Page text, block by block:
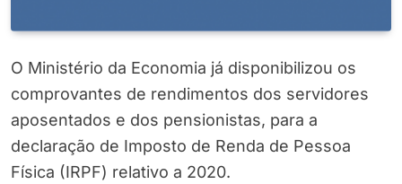
O Ministério da Economia já disponibilizou os
comprovantes de rendimentos dos servidores
aposentados e dos pensionistas, para a
declaração de Imposto de Renda de Pessoa
Física (IRPF) relativo a 2020.